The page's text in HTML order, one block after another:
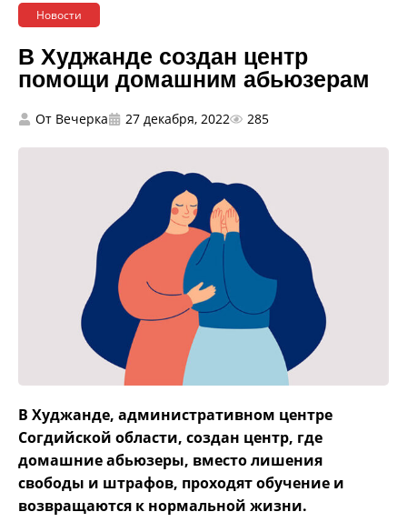
Новости
В Худжанде создан центр
помощи домашним абьюзерам
От Вечерка 27 декабря, 2022 285
В Худжанде, административном центре
Согдийской области, создан центр, где
домашние абьюзеры, вместо лишения
свободы и штрафов, проходят обучение и
возвращаются к нормальной жизни.